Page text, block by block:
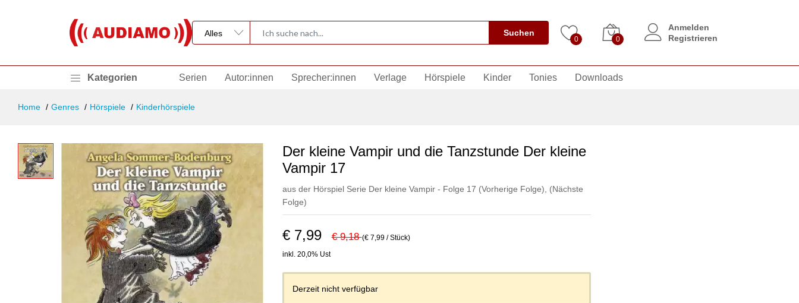
Suchen
0 0
Anmelden
Registrieren
Kategorien Serien Autor:innen Sprecher:innen Verlage Hörspiele Kinder Tonies Downloads
Home Genres Hörspiele Kinderhörspiele
Der kleine Vampir und die Tanzstunde Der kleine
Vampir 17
aus der Hörspiel Serie Der kleine Vampir - Folge 17 (Vorherige Folge)
(Nächste
Folge)
€ 7,99 € 9,18(€ 7,99 / Stück)
inkl. 20,0% Ust
Derzeit nicht verfügbar